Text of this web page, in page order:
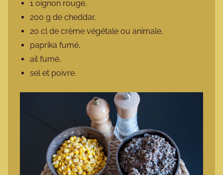
1 oignon rouge,
200 g de cheddar,
20 cl de crème végétale ou animale,
paprika fumé,
ail fumé,
sel et poivre.